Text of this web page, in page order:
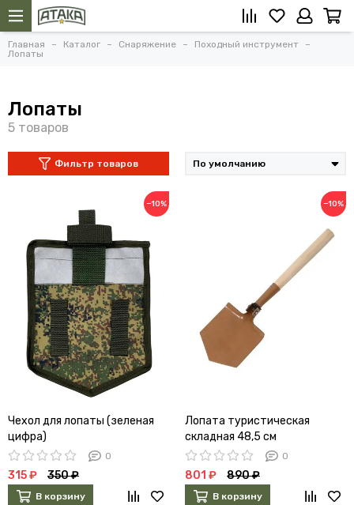
Главная Каталог Снаряжение
Походный инструмент
Лопаты
Лопаты
Фильтр товаров
−10%
Чехол для лопаты (зеленая
цифра)
0
315 ₽ 350 ₽
В корзину
−10%
Лопата туристическая
складная 48,5 см
0
801 ₽ 890 ₽
В корзину